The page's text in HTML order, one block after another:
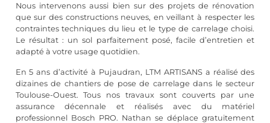
Nous intervenons aussi bien sur des projets de rénovation
que sur des constructions neuves, en veillant à respecter les
contraintes techniques du lieu et le type de carrelage choisi.
Le résultat : un sol parfaitement posé, facile d’entretien et
adapté à votre usage quotidien.
En 5 ans d’activité à Pujaudran, LTM ARTISANS a réalisé des
dizaines de chantiers de pose de carrelage dans le secteur
Toulouse-Ouest. Tous nos travaux sont couverts par une
assurance décennale et réalisés avec du matériel
professionnel Bosch PRO. Nathan se déplace gratuitement